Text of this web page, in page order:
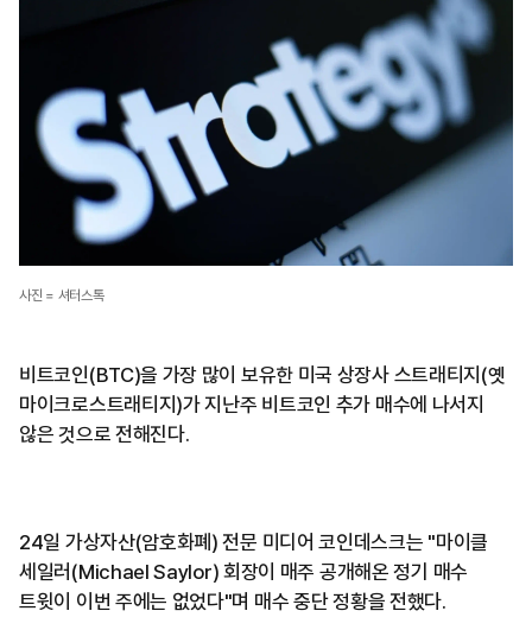
사진 = 셔터스톡
비트코인(BTC)을 가장 많이 보유한 미국 상장사 스트래티지(옛
마이크로스트래티지)가 지난주 비트코인 추가 매수에 나서지
않은 것으로 전해진다.
24일 가상자산(암호화폐) 전문 미디어 코인데스크는 "마이클
세일러(Michael Saylor) 회장이 매주 공개해온 정기 매수
트윗이 이번 주에는 없었다"며 매수 중단 정황을 전했다.